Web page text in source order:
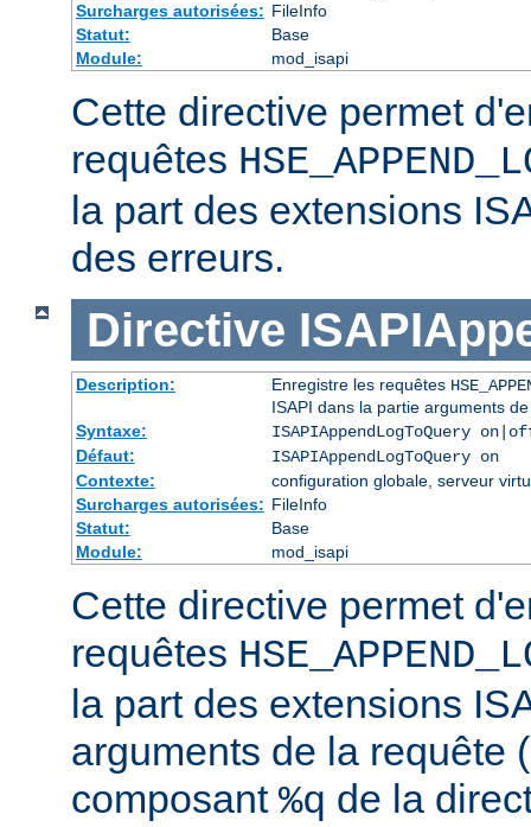
Surcharges autorisées: FileInfo
Statut:
Base
Module:
mod_isapi
Cette directive permet
requêtes
la part des extensions
des erreurs.
Directive
Description: Enregistre les requêtes
ISAPI dans la partie arguments
Syntaxe:
ISAPIAppendLogToQuery
Défaut:
ISAPIAppendLogToQuery on
Contexte:
configuration globale, serveur
Surcharges autorisées: FileInfo
Statut:
Base
Module:
mod_isapi
Cette directive permet
requêtes
la part des extensions
arguments de la requête
composant %q de la